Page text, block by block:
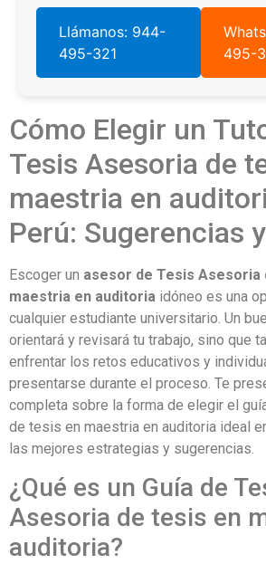
Llámanos: 944-
495-321
495-
Cómo Elegir un
Tesis Asesoria de
maestria en
Perú: Sugerencias
Escoger un asesor de Tesis Asesoria
maestria en auditoria idóneo es una
cualquier estudiante universitario. Un
orientará y revisará tu trabajo, sino que
enfrentar los retos educativos y
presentarse durante el proceso. Te
completa sobre la forma de elegir el
de tesis en maestria en auditoria ideal
las mejores estrategias y sugerencias.
¿Qué es un Guía de
Asesoria de tesis en
auditoria?